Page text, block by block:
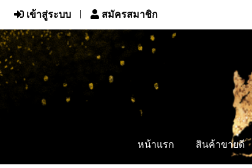
เข้าสู่ระบบ สมัครสมาชิก
หน้าแรก สินค้าขายดี